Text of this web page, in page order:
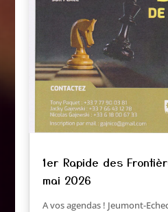
1er Rapide des
mai 2026
A vos agendas ! Jeumont-